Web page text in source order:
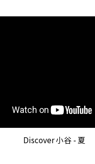
Discover 小谷 - 夏